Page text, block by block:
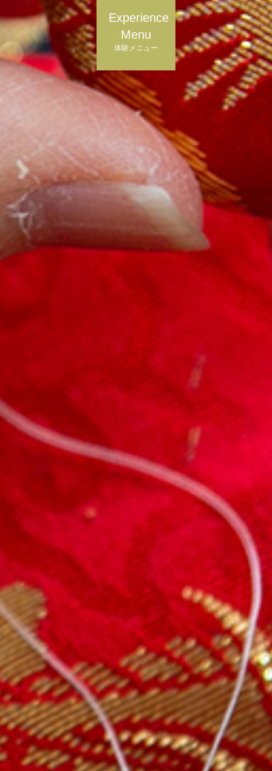
Experience
Menu
体験メニュー